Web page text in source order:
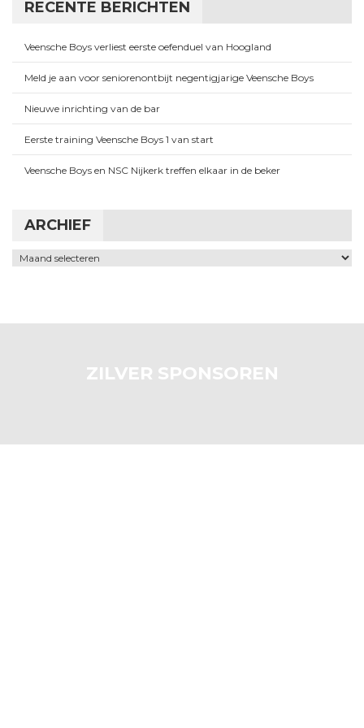
RECENTE BERICHTEN
Veensche Boys verliest eerste oefenduel van Hoogland
Meld je aan voor seniorenontbijt negentigjarige Veensche Boys
Nieuwe inrichting van de bar
Eerste training Veensche Boys 1 van start
Veensche Boys en NSC Nijkerk treffen elkaar in de beker
ARCHIEF
Archief
ZILVER SPONSOREN